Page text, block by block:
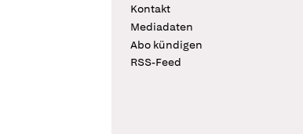
Kontakt
Mediadaten
Abo kündigen
RSS-Feed